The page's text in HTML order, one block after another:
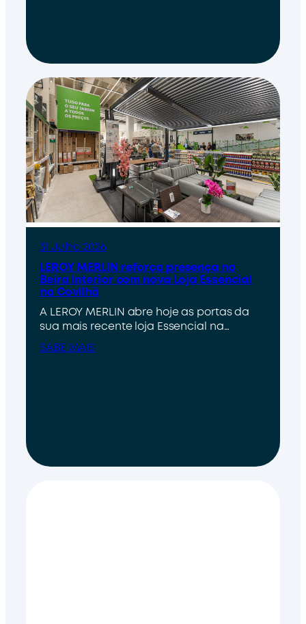
31 Julho 2026
LEROY MERLIN reforça presença na
Beira Interior com nova Loja Essencial
na Covilhã
A LEROY MERLIN abre hoje as portas da
sua mais recente loja Essencial na…
SABE MAIS